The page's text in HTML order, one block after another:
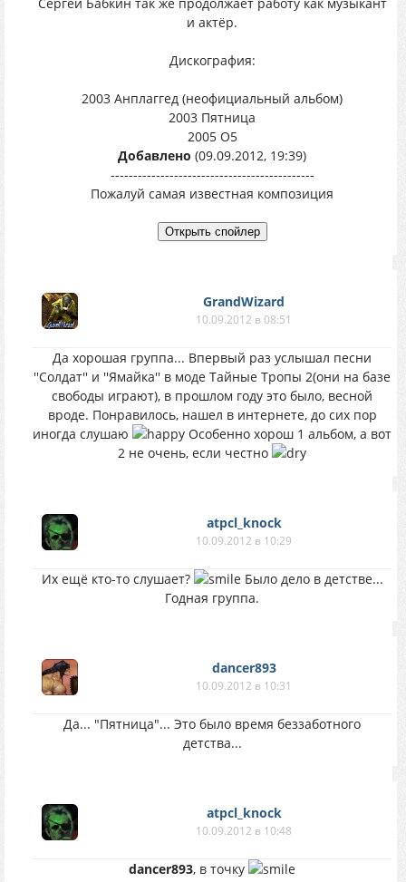
и актёр.
Дискография:
2003 Анплаггед (неофициальный альбом)
2003 Пятница
2005 О5
Добавлено (09.09.2012, 19:39)
---------------------------------------------
Пожалуй самая известная композиция
GrandWizard
10.09.2012 в 08:51
Да хорошая группа... Впервый раз услышал песни
''Солдат'' и ''Ямайка'' в моде Тайные Тропы 2(они на базе
свободы играют), в прошлом году это было, весной
вроде. Понравилось, нашел в интернете, до сих пор
иногда слушаю
Особенно хорош 1 альбом, а вот
2 не очень, если честно
atpcl_knock
10.09.2012 в 10:29
Их ещё кто-то слушает?
Было дело в детстве...
Годная группа.
dancer893
10.09.2012 в 10:31
Да... "Пятница"... Это было время беззаботного
детства...
atpcl_knock
10.09.2012 в 10:48
dancer893, в точку